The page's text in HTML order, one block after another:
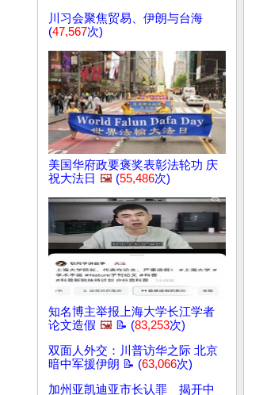
川习会聚焦贸易、伊朗与台海
(47,567次)
美国华府政要褒奖表彰法轮功 庆
祝大法日 🖼️ (55,486次)
知名博主举报上海大学长江学者
论文造假 🖼️ 📝 (83,253次)
双面人外交：川普访华之际 北京
暗中军援伊朗 📝 (63,066次)
加州亚凯迪亚市长认罪 揭开中